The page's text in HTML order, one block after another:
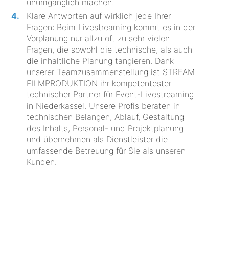
unumgänglich machen.
Klare Antworten auf wirklich jede Ihrer
Fragen: Beim Livestreaming kommt es in der
Vorplanung nur allzu oft zu sehr vielen
Fragen, die sowohl die technische, als auch
die inhaltliche Planung tangieren. Dank
unserer Teamzusammenstellung ist STREAM
FILMPRODUKTION ihr kompetentester
technischer Partner für Event-Livestreaming
in Niederkassel. Unsere Profis beraten in
technischen Belangen, Ablauf, Gestaltung
des Inhalts, Personal- und Projektplanung
und übernehmen als Dienstleister die
umfassende Betreuung für Sie als unseren
Kunden.